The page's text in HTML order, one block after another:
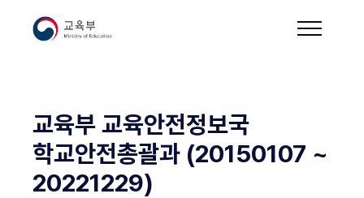
교육부 교육안전정보국
학교안전총괄과 (20150107 ~
20221229)